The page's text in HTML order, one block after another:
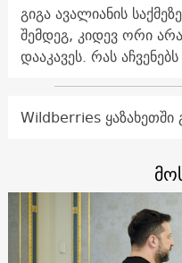
გიგა ავალიანის
შემდეგ, კიდევ ორი
დააკავეს. რას
Wildberries ყაზახეთში